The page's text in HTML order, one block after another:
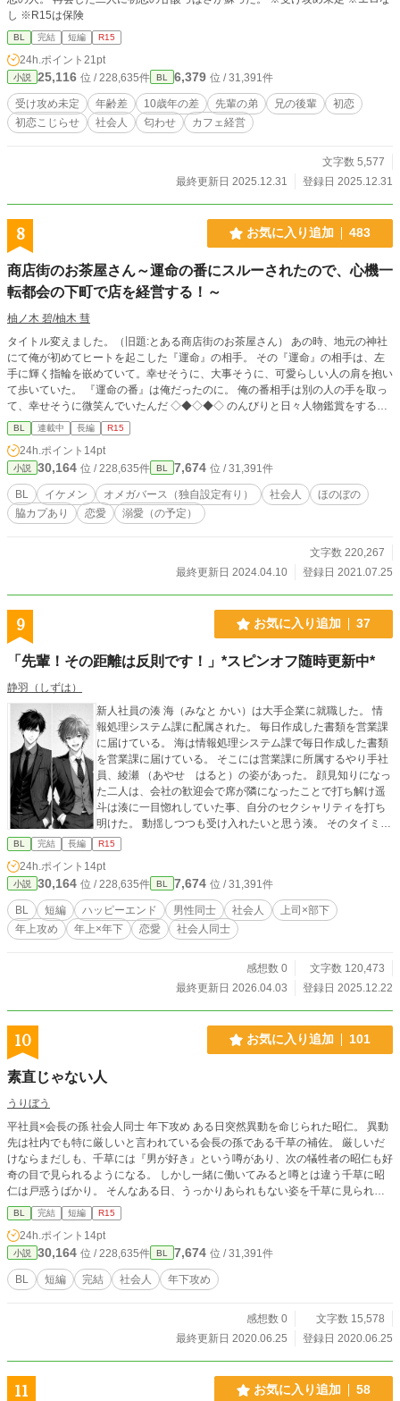
し ※R15は保険
BL 完結 短編 R15
24h.ポイント 21pt
小説 25,116 位 / 228,635件 BL 6,379 位 / 31,391件
受け攻め未定 年齢差 10歳年の差 先輩の弟 兄の後輩
初恋
初恋こじらせ
社会人 匂わせ カフェ経営
文字数 5,577
最終更新日 2025.12.31
登録日 2025.12.31
8 お気に入り追加 483
商店街のお茶屋さん～運命の番にスルーされたので、心機一
転都会の下町で店を経営する！～
柚ノ木 碧/柚木 彗
タイトル変えました。（旧題:とある商店街のお茶屋さん） あの時、地元の神社
にて俺が初めてヒートを起こした『運命』の相手。 その『運命』の相手は、左
手に輝く指輪を嵌めていて。幸せそうに、大事そうに、可愛らしい人の肩を抱い
て歩いていた。 『運命の番』は俺だったのに。 俺の番相手は別の人の手を取っ
て、幸せそうに微笑んでいたんだ ◇◆◇◆◇ のんびりと日々人物鑑賞をする主
人公の物語です。 BL設定をしていますが、中々BLにはなりにくいです。そんな
ぼんやりした主人公の日常の物語。 なお、世界観はオメガバース設定を使用し
ております。 本作は『ある日突然Ωになってしまったけど、僕の人生はハッピー
エンドになれるでしょうか』の登場人物が多数登場しておりますが、ifでも何で
も無く、同じ世界の別のお話です。 ※ 誤字脱字は普段から在籍しております。
スルースキルを脳内に配置して読んで頂けると幸いです。 一応R１５設定にしま
したが、後程R１８へ変更するかも知れません。 ・タグ一部変更しました ・主
BL 連載中 長編 R15
24h.ポイント 14pt
小説 30,164 位 / 228,635件 BL 7,674 位 / 31,391件
BL イケメン オメガバース（独自設定有り） 社会人
ほのぼの
脇カプあり
恋愛 溺愛（の予定）
文字数 220,267
最終更新日 2024.04.10
登録日 2021.07.25
9 お気に入り追加 37
「先輩！その距離は反則です！」*スピンオフ随時更新中*
静羽（しずは）
新人社員の湊 海（みなと かい）は大手企業に就職した。 情
報処理システム課に配属された。 毎日作成した書類を営業課
に届けている。 海は情報処理システム課で毎日作成した書類
を営業課に届けている。 そこには営業課に所属するやり手社
員、綾瀬 （あやせ はると）の姿があった。 顔見知りになっ
た二人は、会社の歓迎会で席が隣になったことで打ち解け遥
斗は湊に一目惚れしていた事、自分のセクシャリティを打ち
明けた。 動揺しつつも受け入れたいと思う湊。 そのタイミン
グで大学時代に憧れていた先輩・人たらし朝霧 恒一（あさぎ
り こういち）と卒業後初めて再会し、湊の心は二人の間で
揺れ動く。
BL 完結 長編 R15
24h.ポイント 14pt
小説 30,164 位 / 228,635件 BL 7,674 位 / 31,391件
BL 短編 ハッピーエンド 男性同士 社会人
上司×部下
年上攻め
年上×年下 恋愛 社会人同士
感想数 0
文字数 120,473
最終更新日 2026.04.03
登録日 2025.12.22
10 お気に入り追加 101
素直じゃない人
うりぼう
平社員×会長の孫 社会人同士 年下攻め ある日突然異動を命じられた昭仁。 異動
先は社内でも特に厳しいと言われている会長の孫である千草の補佐。 厳しいだ
けならまだしも、千草には『男が好き』という噂があり、次の犠牲者の昭仁も好
奇の目で見られるようになる。 しかし一緒に働いてみると噂とは違う千草に昭
仁は戸惑うばかり。 そんなある日、うっかりあられもない姿を千草に見られて
BL 完結 短編 R15
24h.ポイント 14pt
小説 30,164 位 / 228,635件 BL 7,674 位 / 31,391件
BL 短編 完結 社会人 年下攻め
感想数 0
文字数 15,578
最終更新日 2020.06.25
登録日 2020.06.25
11 お気に入り追加 58